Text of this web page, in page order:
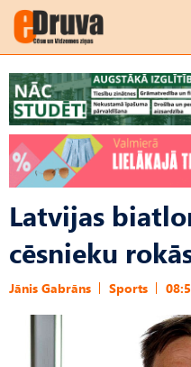
Latvijas
cēsnieku
Jānis Gabrāns Sports